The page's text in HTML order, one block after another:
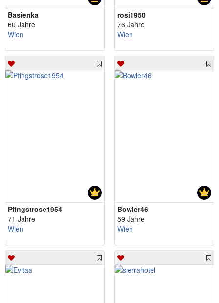
Basienka
60 Jahre
Wien
rosi1950
76 Jahre
Wien
Pfingstrose1954
71 Jahre
Wien
Bowler46
59 Jahre
Wien